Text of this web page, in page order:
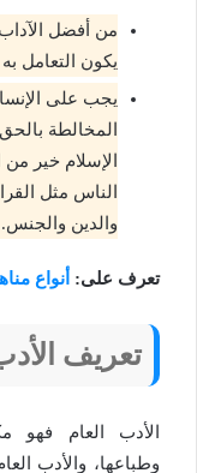
من أفضل
يكون التعامل
يجب على
المخالطة
الإسلام خير
الناس مثل
والدين والجنس.
تعرف على: أنواع
تعريف
الأدب العام فهو
وطباعها، والأدب